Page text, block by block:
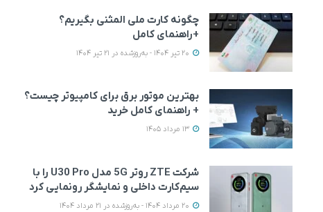
چگونه کارت ملی المثنی بگیریم؟
+راهنمای کامل
بهترین موتور برق برای کامپیوتر چیست؟
+ راهنمای کامل خرید
شرکت ZTE روتر 5G مدل U30 Pro را با
سیم‌کارت داخلی و نمایشگر رونمایی کرد